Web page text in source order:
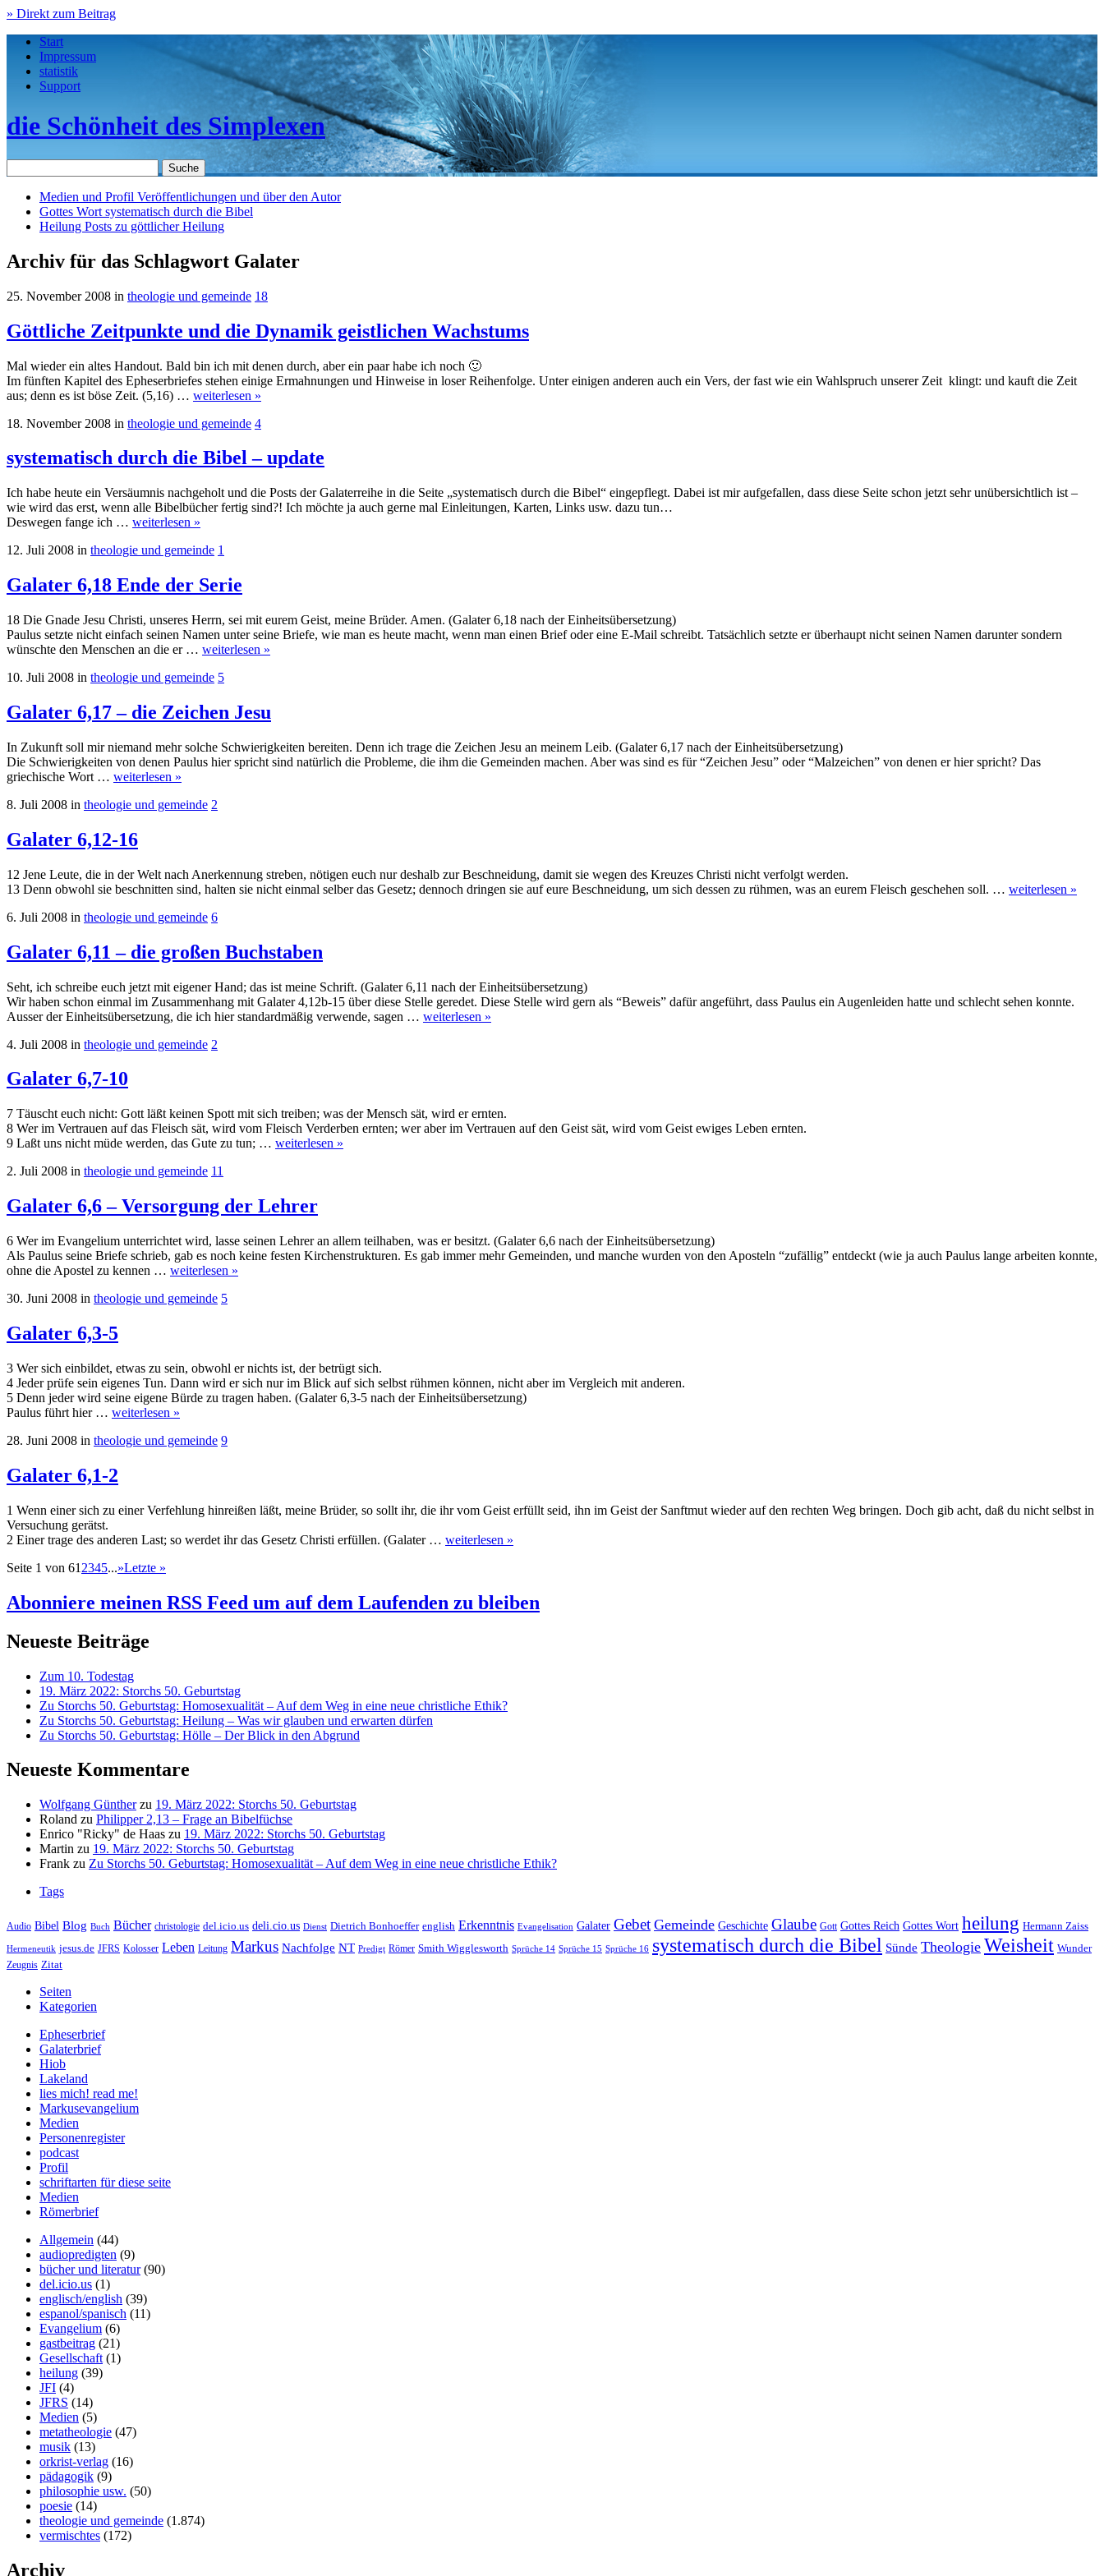
» Direkt zum Beitrag
Start
Impressum
statistik
Support
die Schönheit des Simplexen
Medien und Profil Veröffentlichungen und über den Autor
Gottes Wort systematisch durch die Bibel
Heilung Posts zu göttlicher Heilung
Archiv für das Schlagwort Galater
25. November 2008 in theologie und gemeinde 18
Göttliche Zeitpunkte und die Dynamik geistlichen Wachstums
Mal wieder ein altes Handout. Bald bin ich mit denen durch, aber ein paar habe ich noch 🙂
Im fünften Kapitel des Epheserbriefes stehen einige Ermahnungen und Hinweise in loser Reihenfolge. Unter einigen anderen auch ein Vers, der fast wie ein Wahlspruch unserer Zeit klingt: und kauft die Zeit
aus; denn es ist böse Zeit. (5,16) … weiterlesen »
18. November 2008 in theologie und gemeinde 4
systematisch durch die Bibel – update
Ich habe heute ein Versäumnis nachgeholt und die Posts der Galaterreihe in die Seite „systematisch durch die Bibel“ eingepflegt. Dabei ist mir aufgefallen, dass diese Seite schon jetzt sehr unübersichtlich ist –
wie wird das erst, wenn alle Bibelbücher fertig sind?! Ich möchte ja auch gerne mal Einleitungen, Karten, Links usw. dazu tun…
Deswegen fange ich … weiterlesen »
12. Juli 2008 in theologie und gemeinde 1
Galater 6,18 Ende der Serie
18 Die Gnade Jesu Christi, unseres Herrn, sei mit eurem Geist, meine Brüder. Amen. (Galater 6,18 nach der Einheitsübersetzung)
Paulus setzte nicht einfach seinen Namen unter seine Briefe, wie man es heute macht, wenn man einen Brief oder eine E-Mail schreibt. Tatsächlich setzte er überhaupt nicht seinen Namen darunter sondern
wünschte den Menschen an die er … weiterlesen »
10. Juli 2008 in theologie und gemeinde 5
Galater 6,17 – die Zeichen Jesu
In Zukunft soll mir niemand mehr solche Schwierigkeiten bereiten. Denn ich trage die Zeichen Jesu an meinem Leib. (Galater 6,17 nach der Einheitsübersetzung)
Die Schwierigkeiten von denen Paulus hier spricht sind natürlich die Probleme, die ihm die Gemeinden machen. Aber was sind es für “Zeichen Jesu” oder “Malzeichen” von denen er hier spricht? Das
griechische Wort … weiterlesen »
8. Juli 2008 in theologie und gemeinde 2
Galater 6,12-16
12 Jene Leute, die in der Welt nach Anerkennung streben, nötigen euch nur deshalb zur Beschneidung, damit sie wegen des Kreuzes Christi nicht verfolgt werden.
13 Denn obwohl sie beschnitten sind, halten sie nicht einmal selber das Gesetz; dennoch dringen sie auf eure Beschneidung, um sich dessen zu rühmen, was an eurem Fleisch geschehen soll. … weiterlesen »
6. Juli 2008 in theologie und gemeinde 6
Galater 6,11 – die großen Buchstaben
Seht, ich schreibe euch jetzt mit eigener Hand; das ist meine Schrift. (Galater 6,11 nach der Einheitsübersetzung)
Wir haben schon einmal im Zusammenhang mit Galater 4,12b-15 über diese Stelle geredet. Diese Stelle wird gern als “Beweis” dafür angeführt, dass Paulus ein Augenleiden hatte und schlecht sehen konnte.
Ausser der Einheitsübersetzung, die ich hier standardmäßig verwende, sagen … weiterlesen »
4. Juli 2008 in theologie und gemeinde 2
Galater 6,7-10
7 Täuscht euch nicht: Gott läßt keinen Spott mit sich treiben; was der Mensch sät, wird er ernten.
8 Wer im Vertrauen auf das Fleisch sät, wird vom Fleisch Verderben ernten; wer aber im Vertrauen auf den Geist sät, wird vom Geist ewiges Leben ernten.
9 Laßt uns nicht müde werden, das Gute zu tun; … weiterlesen »
2. Juli 2008 in theologie und gemeinde 11
Galater 6,6 – Versorgung der Lehrer
6 Wer im Evangelium unterrichtet wird, lasse seinen Lehrer an allem teilhaben, was er besitzt. (Galater 6,6 nach der Einheitsübersetzung)
Als Paulus seine Briefe schrieb, gab es noch keine festen Kirchenstrukturen. Es gab immer mehr Gemeinden, und manche wurden von den Aposteln “zufällig” entdeckt (wie ja auch Paulus lange arbeiten konnte,
ohne die Apostel zu kennen … weiterlesen »
30. Juni 2008 in theologie und gemeinde 5
Galater 6,3-5
3 Wer sich einbildet, etwas zu sein, obwohl er nichts ist, der betrügt sich.
4 Jeder prüfe sein eigenes Tun. Dann wird er sich nur im Blick auf sich selbst rühmen können, nicht aber im Vergleich mit anderen.
5 Denn jeder wird seine eigene Bürde zu tragen haben. (Galater 6,3-5 nach der Einheitsübersetzung)
Paulus führt hier … weiterlesen »
28. Juni 2008 in theologie und gemeinde 9
Galater 6,1-2
1 Wenn einer sich zu einer Verfehlung hinreißen läßt, meine Brüder, so sollt ihr, die ihr vom Geist erfüllt seid, ihn im Geist der Sanftmut wieder auf den rechten Weg bringen. Doch gib acht, daß du nicht selbst in
Versuchung gerätst.
2 Einer trage des anderen Last; so werdet ihr das Gesetz Christi erfüllen. (Galater … weiterlesen »
Seite 1 von 61 2345...»Letzte »
Abonniere meinen RSS Feed um auf dem Laufenden zu bleiben
Neueste Beiträge
Zum 10. Todestag
19. März 2022: Storchs 50. Geburtstag
Zu Storchs 50. Geburtstag: Homosexualität – Auf dem Weg in eine neue christliche Ethik?
Zu Storchs 50. Geburtstag: Heilung – Was wir glauben und erwarten dürfen
Zu Storchs 50. Geburtstag: Hölle – Der Blick in den Abgrund
Neueste Kommentare
Wolfgang Güntherzu 19. März 2022: Storchs 50. Geburtstag
Roland zu Philipper 2,13 – Frage an Bibelfüchse
Enrico "Ricky" de Haas zu 19. März 2022: Storchs 50. Geburtstag
Martin zu 19. März 2022: Storchs 50. Geburtstag
Frank zu Zu Storchs 50. Geburtstag: Homosexualität – Auf dem Weg in eine neue christliche Ethik?
Tags
Audio Bibel Blog Buch Bücher christologie del.icio.us deli.cio.us Dienst Dietrich Bonhoeffer english Erkenntnis Evangelisation Galater Gebet Gemeinde Geschichte Glaube Gott Gottes Reich Gottes Wort heilung Hermann Zaiss
Hermeneutik jesus.de JFRS Kolosser Leben Leitung Markus Nachfolge NT Predigt Römer Smith Wigglesworth Sprüche 14 Sprüche 15 Sprüche 16 systematisch durch die Bibel Sünde Theologie Weisheit Wunder
Zeugnis Zitat
Seiten
Kategorien
Epheserbrief
Galaterbrief
Hiob
Lakeland
lies mich! read me!
Markusevangelium
Medien
Personenregister
podcast
Profil
schriftarten für diese seite
Medien
Römerbrief
Allgemein (44)
audiopredigten (9)
bücher und literatur(90)
del.icio.us (1)
englisch/english (39)
espanol/spanisch (11)
Evangelium (6)
gastbeitrag (21)
Gesellschaft (1)
heilung (39)
JFI (4)
JFRS (14)
Medien (5)
metatheologie (47)
musik (13)
orkrist-verlag (16)
pädagogik (9)
philosophie usw. (50)
poesie (14)
theologie und gemeinde (1.874)
vermischtes (172)
Archiv